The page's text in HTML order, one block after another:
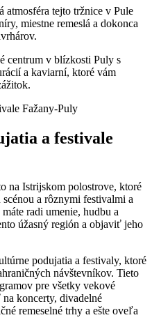
atmosféra tejto tržnice v Pule
miestne remeslá a dokonca
centrum v blízkosti Puly s
a kaviarní, ktoré vám
a festivale
na Istrijskom polostrove, ktoré
a rôznymi festivalmi a
radi umenie, hudbu a
úžasný región a objaviť jeho
podujatia a festivaly, ktoré
návštevníkov. Tieto
pre všetky vekové
koncerty, divadelné
remeselné trhy a ešte oveľa